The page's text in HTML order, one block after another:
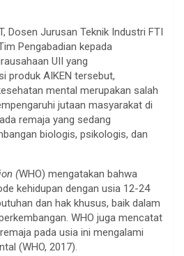
Dosen Jurusan Teknik Industri FTI
Pengabadian kepada
UII yang
produk AIKEN tersebut,
mental merupakan salah
jutaan masyarakat di
remaja yang sedang
biologis, psikologis, dan
(WHO) mengatakan bahwa
kehidupan dengan usia 12-24
dan hak khusus, baik dalam
WHO juga mencatat
pada usia ini mengalami
(WHO, 2017).